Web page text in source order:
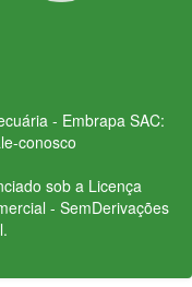
- Embrapa SAC:
conosco
sob a Licença
- SemDerivações